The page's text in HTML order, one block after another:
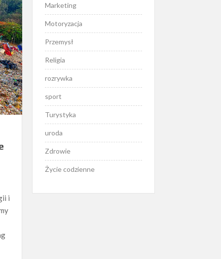
i
Marketing
Motoryzacja
Przemysł
Religia
rozrywka
sport
Turystyka
uroda
Zdrowie
Życie codzienne